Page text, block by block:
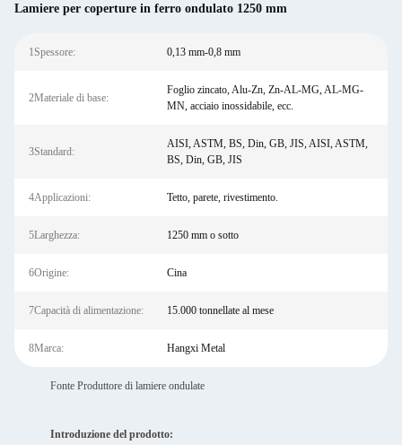
Lamiere per coperture in ferro ondulato 1250 mm
1Spessore: 0,13 mm-0,8 mm
2Materiale di base:
Foglio zincato, Alu-Zn, Zn-AL-MG, AL-MG-
MN, acciaio inossidabile, ecc.
3Standard:
AISI, ASTM, BS, Din, GB, JIS, AISI, ASTM,
BS, Din, GB, JIS
4Applicazioni: Tetto, parete, rivestimento.
5Larghezza: 1250 mm o sotto
6Origine: Cina
7Capacità di alimentazione: 15.000 tonnellate al mese
8Marca: Hangxi Metal
Fonte Produttore di lamiere ondulate
Introduzione del prodotto: